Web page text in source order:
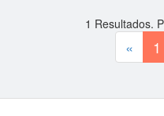
1 Resultados.
« 1